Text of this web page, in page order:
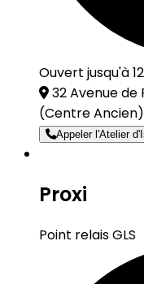
Ouvert jusqu'à
32 Avenue de
(Centre Ancien)
Appeler l'Atelier
Proxi
Point relais GLS